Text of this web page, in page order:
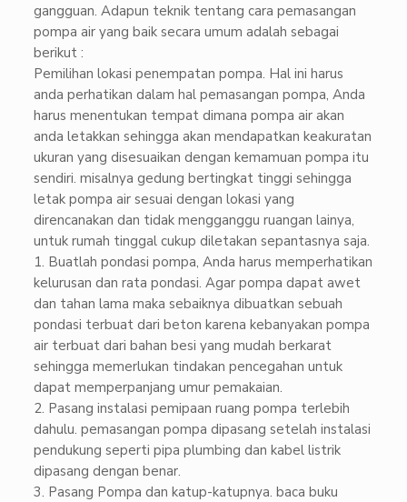
gangguan. Adapun teknik tentang cara pemasangan
pompa air yang baik secara umum adalah sebagai
berikut :
Pemilihan lokasi penempatan pompa. Hal ini harus
anda perhatikan dalam hal pemasangan pompa, Anda
harus menentukan tempat dimana pompa air akan
anda letakkan sehingga akan mendapatkan keakuratan
ukuran yang disesuaikan dengan kemamuan pompa itu
sendiri. misalnya gedung bertingkat tinggi sehingga
letak pompa air sesuai dengan lokasi yang
direncanakan dan tidak mengganggu ruangan lainya,
untuk rumah tinggal cukup diletakan sepantasnya saja.
1. Buatlah pondasi pompa, Anda harus memperhatikan
kelurusan dan rata pondasi. Agar pompa dapat awet
dan tahan lama maka sebaiknya dibuatkan sebuah
pondasi terbuat dari beton karena kebanyakan pompa
air terbuat dari bahan besi yang mudah berkarat
sehingga memerlukan tindakan pencegahan untuk
dapat memperpanjang umur pemakaian.
2. Pasang instalasi pemipaan ruang pompa terlebih
dahulu. pemasangan pompa dipasang setelah instalasi
pendukung seperti pipa plumbing dan kabel listrik
dipasang dengan benar.
3. Pasang Pompa dan katup-katupnya. baca buku